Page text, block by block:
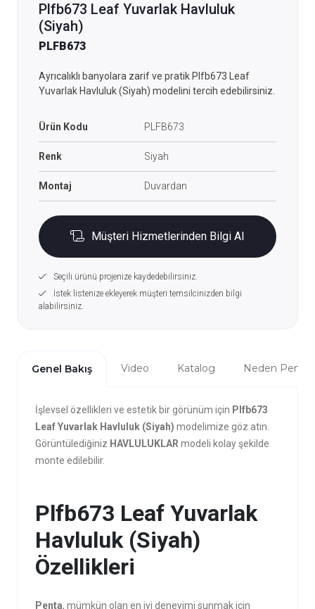
Plfb673 Leaf Yuvarlak Havluluk
(Siyah)
PLFB673
Ayrıcalıklı banyolara zarif ve pratik Plfb673 Leaf
Yuvarlak Havluluk (Siyah) modelini tercih edebilirsiniz.
Ürün Kodu PLFB673
Renk Siyah
Montaj Duvardan
Müşteri Hizmetlerinden Bilgi Al
Seçili ürünü projenize kaydedebilirsiniz.
İstek listenize ekleyerek müşteri temsilcinizden bilgi
alabilirsiniz.
Genel Bakış Video Katalog Neden Penta?
İşlevsel özellikleri ve estetik bir görünüm için Plfb673
Leaf Yuvarlak Havluluk (Siyah) modelimize göz atın.
Görüntülediğiniz HAVLULUKLAR modeli kolay şekilde
monte edilebilir.
Plfb673 Leaf Yuvarlak
Havluluk (Siyah)
Özellikleri
Penta, mümkün olan en iyi deneyimi sunmak için